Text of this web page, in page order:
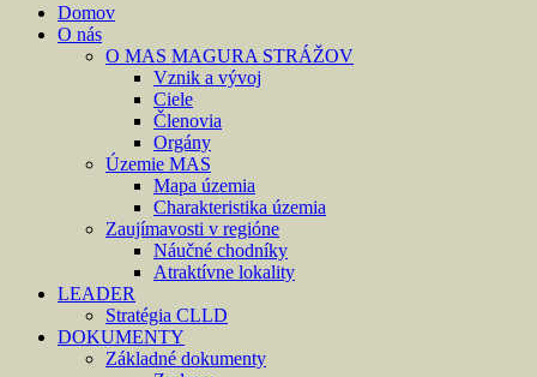
Domov
O nás
O MAS MAGURA STRÁŽOV
Vznik a vývoj
Ciele
Členovia
Orgány
Územie MAS
Mapa územia
Charakteristika územia
Zaujímavosti v regióne
Náučné chodníky
Atraktívne lokality
LEADER
Stratégia CLLD
DOKUMENTY
Základné dokumenty